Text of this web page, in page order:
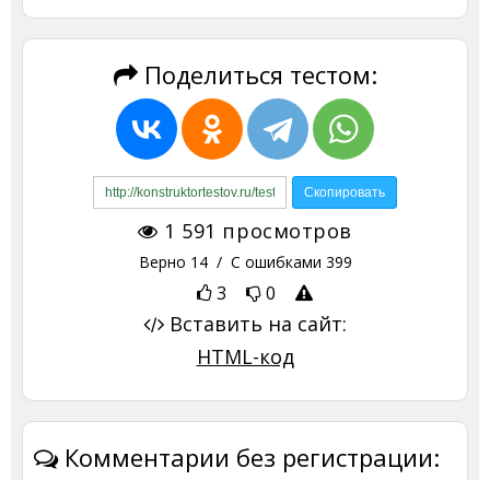
Поделиться тестом:
1 591 просмотров
Верно 14/ С ошибками 399
3 0
Вставить на сайт:
HTML-код
Комментарии без регистрации: